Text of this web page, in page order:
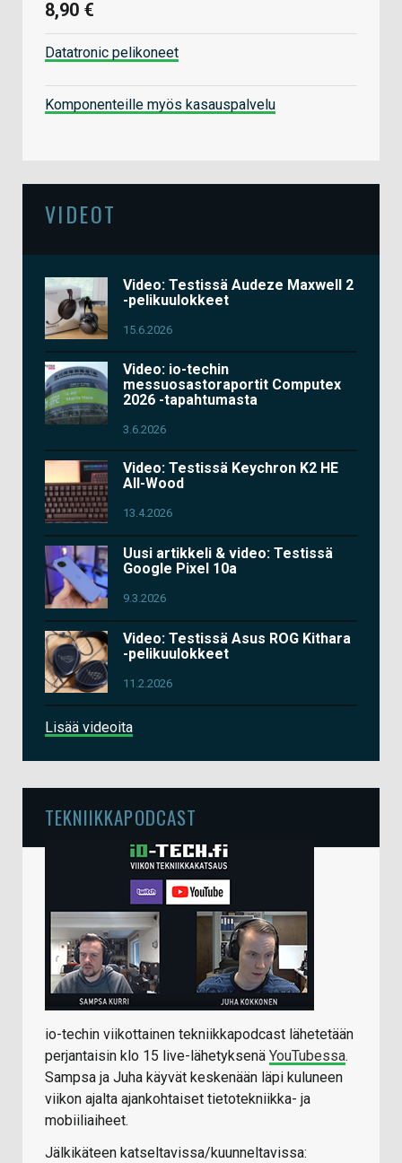
8,90 €
Datatronic pelikoneet
Komponenteille myös kasauspalvelu
VIDEOT
Video: Testissä Audeze Maxwell 2
-pelikuulokkeet
15.6.2026
Video: io-techin
messuosastoraportit Computex
2026 -tapahtumasta
3.6.2026
Video: Testissä Keychron K2 HE
All-Wood
13.4.2026
Uusi artikkeli & video: Testissä
Google Pixel 10a
9.3.2026
Video: Testissä Asus ROG Kithara
-pelikuulokkeet
11.2.2026
Lisää videoita
TEKNIIKKAPODCAST
io-techin viikottainen tekniikkapodcast lähetetään
perjantaisin klo 15 live-lähetyksenä YouTubessa.
Sampsa ja Juha käyvät keskenään läpi kuluneen
viikon ajalta ajankohtaiset tietotekniikka- ja
mobiiliaiheet.
Jälkikäteen katseltavissa/kuunneltavissa: